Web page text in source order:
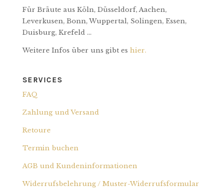
Für Bräute aus Köln, Düsseldorf, Aachen,
Leverkusen, Bonn, Wuppertal, Solingen, Essen,
Duisburg, Krefeld ...
Weitere Infos über uns gibt es hier.
SERVICES
FAQ
Zahlung und Versand
Retoure
Termin buchen
AGB und Kundeninformationen
Widerrufsbelehrung / Muster-Widerrufs­formular